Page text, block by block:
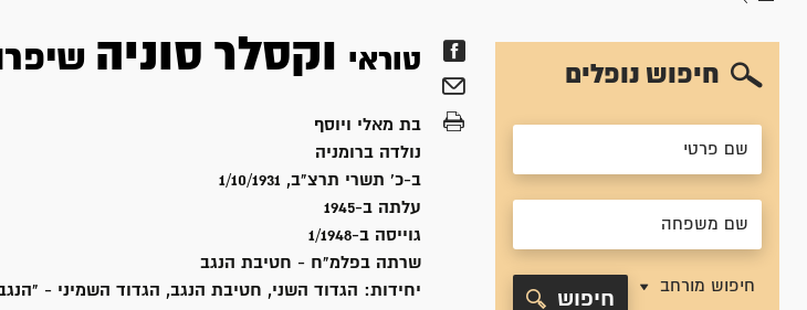
חיפוש נופלים
חיפוש מורחב
חיפוש
טוראי וקסלר סוניה
בת מאלי ויוסף
נולדה ברומניה
ב-כ' תשרי תרצ"ב, 1/10/1931
עלתה ב-1945
גוייסה ב-1/1948
שרתה בפלמ"ח - חטיבת הנגב
יחידות: הגדוד השני, חטיבת הנגב, הגדוד השמיני -